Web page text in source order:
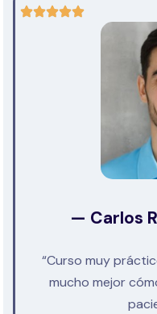
— Carlos
“Curso muy
mucho mejor